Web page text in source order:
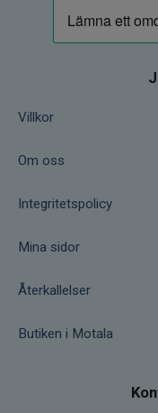
Fara!:
dödligt vid
allergisk
oåtkomligt för
Flytta
Kontakta genast
Framkalla INTE
utslag,
Villkor
Om oss
Integritetspolicy
Mina sidor
Återkallelser
Butiken i Motala